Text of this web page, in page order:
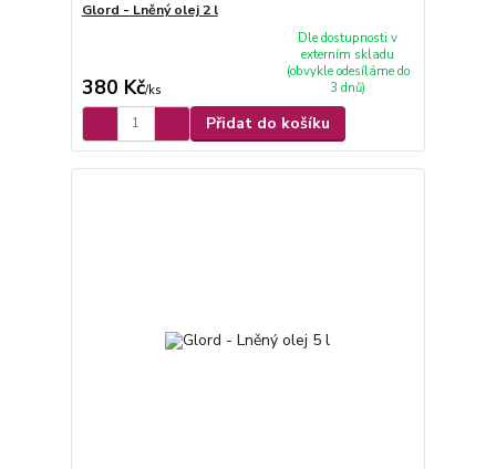
Glord - Lněný olej 2 l
380 Kč/ks
Dle dostupnosti v
externím skladu
(obvykle odesíláme do
3 dnů)
Přidat do košíku